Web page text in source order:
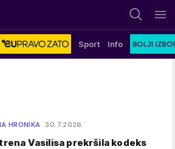
Sport Info
HRONIKA 30.7.2026.
Vasilisa prekršila kodeks